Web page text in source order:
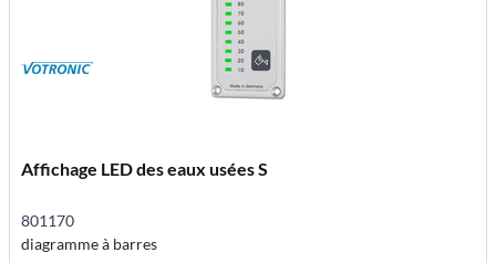
Affichage LED des eaux usées S
801170
diagramme à barres